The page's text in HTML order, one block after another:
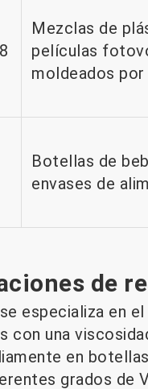
Mezclas de
películas
moldeados por
Botellas de
envases de
de
especializa en
con una
en
grados de